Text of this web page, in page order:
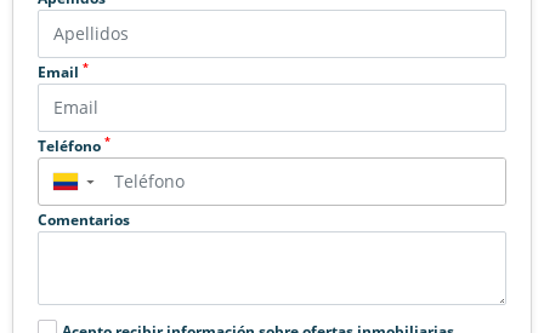
Email *
Teléfono *
▼
Comentarios